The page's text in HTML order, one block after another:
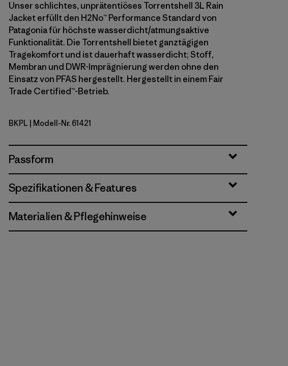
Unser schlichtes, unprätentiöses Torrentshell 3L Rain
Jacket erfüllt den H2No™ Performance Standard von
Patagonia für höchste wasserdicht/atmungsaktive
Funktionalität. Die Torrentshell bietet ganztägigen
Tragekomfort und ist dauerhaft wasserdicht; Stoff,
Membran und DWR-Imprägnierung werden ohne den
Einsatz von PFAS hergestellt. Hergestellt in einem Fair
Trade Certified™-Betrieb.
Brisk Purple
BKPL | Modell-Nr. 61421
Passform
Spezifikationen & Features
Materialien & Pflegehinweise